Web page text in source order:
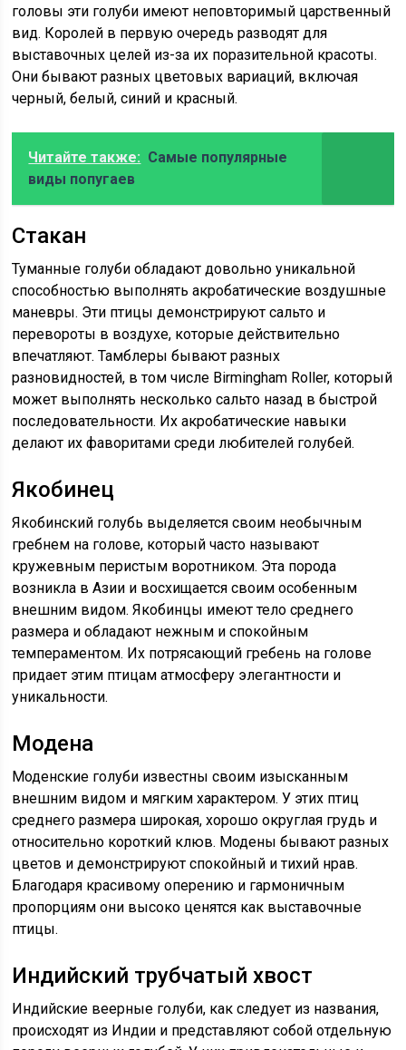
головы эти голуби имеют неповторимый царственный
вид. Королей в первую очередь разводят для
выставочных целей из-за их поразительной красоты.
Они бывают разных цветовых вариаций, включая
черный, белый, синий и красный.
Читайте также: Самые популярные
виды попугаев
Стакан
Туманные голуби обладают довольно уникальной
способностью выполнять акробатические воздушные
маневры. Эти птицы демонстрируют сальто и
перевороты в воздухе, которые действительно
впечатляют. Тамблеры бывают разных
разновидностей, в том числе Birmingham Roller, который
может выполнять несколько сальто назад в быстрой
последовательности. Их акробатические навыки
делают их фаворитами среди любителей голубей.
Якобинец
Якобинский голубь выделяется своим необычным
гребнем на голове, который часто называют
кружевным перистым воротником. Эта порода
возникла в Азии и восхищается своим особенным
внешним видом. Якобинцы имеют тело среднего
размера и обладают нежным и спокойным
темпераментом. Их потрясающий гребень на голове
придает этим птицам атмосферу элегантности и
уникальности.
Модена
Моденские голуби известны своим изысканным
внешним видом и мягким характером. У этих птиц
среднего размера широкая, хорошо округлая грудь и
относительно короткий клюв. Модены бывают разных
цветов и демонстрируют спокойный и тихий нрав.
Благодаря красивому оперению и гармоничным
пропорциям они высоко ценятся как выставочные
птицы.
Индийский трубчатый хвост
Индийские веерные голуби, как следует из названия,
происходят из Индии и представляют собой отдельную